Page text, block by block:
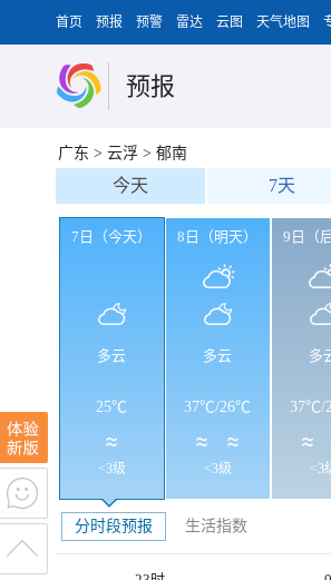
首页 预报 预警 雷达 云图 天气地图
预报
广东 > 云浮 > 郁南
今天 7天
7日（今天）
多云
25℃
<3级
8日（明天）
多云
37℃/26℃
<3级
9日（
多
37℃/
<3
分时段预报 生活指数